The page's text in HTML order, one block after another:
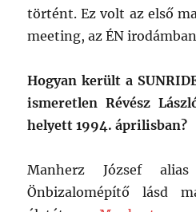
történt. Ez volt az első
meeting, az ÉN
Hogyan került a
ismeretlen Révész
helyett 1994. áprilisban?
Manherz József
Önbizalomépítő lásd